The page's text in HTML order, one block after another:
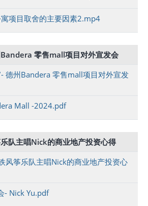
项目取舍的主要因素2.mp4
零售mall项目对外宣发会
德州Bandera 零售mall项目对外宣发
Mall -2024.pdf
队主唱Nick的商业地产投资心得
风筝乐队主唱Nick的商业地产投资心
- Nick Yu.pdf